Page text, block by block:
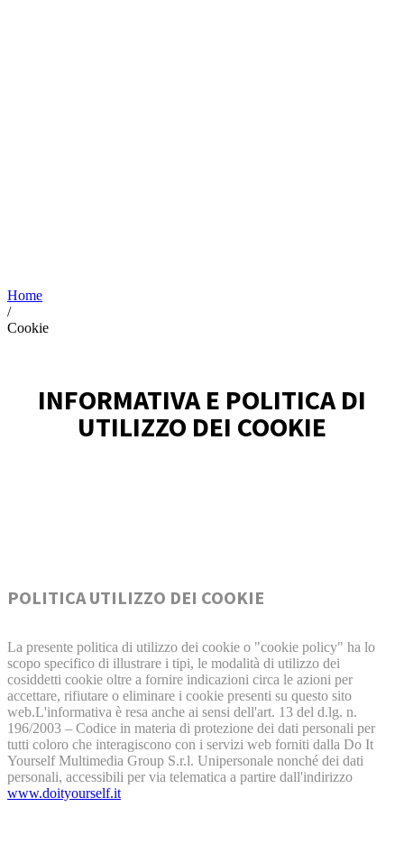
Home
/
Cookie
INFORMATIVA E POLITICA DI
UTILIZZO DEI COOKIE
POLITICA UTILIZZO DEI COOKIE
La presente politica di utilizzo dei cookie o "cookie policy" ha lo
scopo specifico di illustrare i tipi, le modalità di utilizzo dei
cosiddetti cookie oltre a fornire indicazioni circa le azioni per
accettare, rifiutare o eliminare i cookie presenti su questo sito
web.L'informativa è resa anche ai sensi dell'art. 13 del d.lg. n.
196/2003 – Codice in materia di protezione dei dati personali per
tutti coloro che interagiscono con i servizi web forniti dalla Do It
Yourself Multimedia Group S.r.l. Unipersonale nonché dei dati
personali, accessibili per via telematica a partire dall'indirizzo
www.doityourself.it